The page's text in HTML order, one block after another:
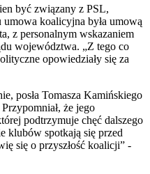
być związany z PSL,
umowa koalicyjna była umową
z personalnym wskazaniem
województwa. „Z tego co
opowiedziały się za
posła Tomasza Kamińskiego
że jego
podtrzymuje chęć dalszego
klubów spotkają się przed
się o przyszłość koalicji” -